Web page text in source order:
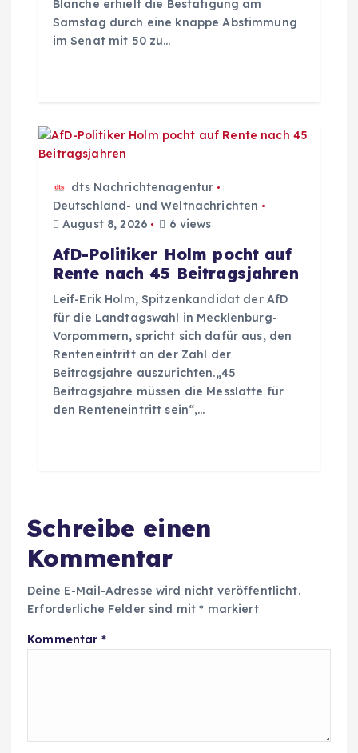
o
Blanche erhielt die Bestätigung am
Samstag durch eine knappe Abstimmung
im Senat mit 50 zu…
dts Nachrichtenagentur
Deutschland- und Weltnachrichten
August 8, 2026
6 views
AfD-Politiker Holm pocht auf
Rente nach 45 Beitragsjahren
Leif-Erik Holm, Spitzenkandidat der AfD
für die Landtagswahl in Mecklenburg-
Vorpommern, spricht sich dafür aus, den
Renteneintritt an der Zahl der
Beitragsjahre auszurichten.„45
Beitragsjahre müssen die Messlatte für
den Renteneintritt sein“,…
Schreibe einen
Kommentar
Deine E-Mail-Adresse wird nicht veröffentlicht.
Erforderliche Felder sind mit* markiert
Kommentar *